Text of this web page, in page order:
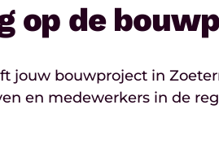
op de
jouw bouwproject in
en medewerkers in de